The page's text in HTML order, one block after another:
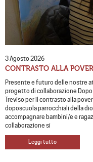
3 Agosto 2026
CONTRASTO ALLA
Presente e futuro delle nostre
progetto di collaborazione Dopo
Treviso per il contrasto alla
doposcuola parrocchiali della
accompagnare bambini/e e
collaborazione si
Leggi tutto